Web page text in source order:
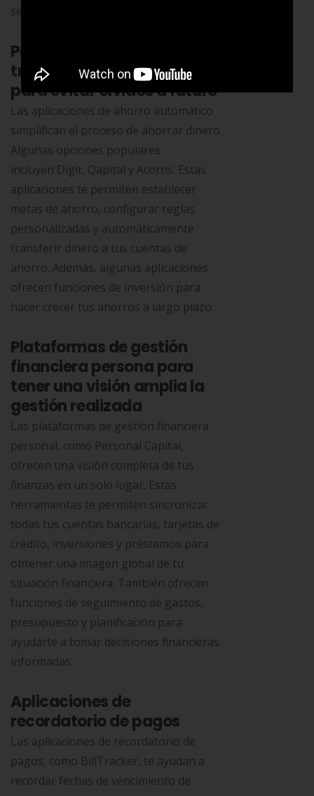
según tus objetivos financieros.
Personaliza las
transferencias automáticas
para evitar olvidos a futuro
Las aplicaciones de ahorro automático
simplifican el proceso de ahorrar dinero.
Algunas opciones populares
incluyen Digit, Qapital y Acorns. Estas
aplicaciones te permiten establecer
metas de ahorro, configurar reglas
personalizadas y automáticamente
transferir dinero a tus cuentas de
ahorro. Además, algunas aplicaciones
ofrecen funciones de inversión para
hacer crecer tus ahorros a largo plazo.
Plataformas de gestión
financiera persona para
tener una visión amplia la
gestión realizada
Las plataformas de gestión financiera
personal, como Personal Capital,
ofrecen una visión completa de tus
finanzas en un solo lugar. Estas
herramientas te permiten sincronizar
todas tus cuentas bancarias, tarjetas de
crédito, inversiones y préstamos para
obtener una imagen global de tu
situación financiera. También ofrecen
funciones de seguimiento de gastos,
presupuesto y planificación para
ayudarte a tomar decisiones financieras
informadas.
Aplicaciones de
recordatorio de pagos
Las aplicaciones de recordatorio de
pagos, como BillTracker, te ayudan a
recordar fechas de vencimiento de